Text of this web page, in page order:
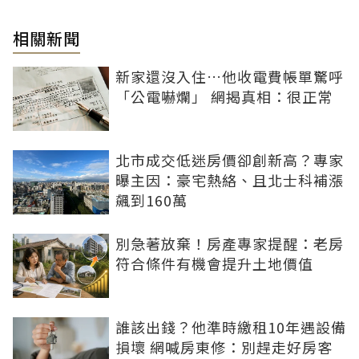
相關新聞
新家還沒入住…他收電費帳單驚呼
「公電嚇爛」 網揭真相：很正常
北市成交低迷房價卻創新高？專家
曝主因：豪宅熱絡、且北士科補漲
飆到160萬
別急著放棄！房產專家提醒：老房
符合條件有機會提升土地價值
誰該出錢？他準時繳租10年遇設備
損壞 網喊房東修：別趕走好房客